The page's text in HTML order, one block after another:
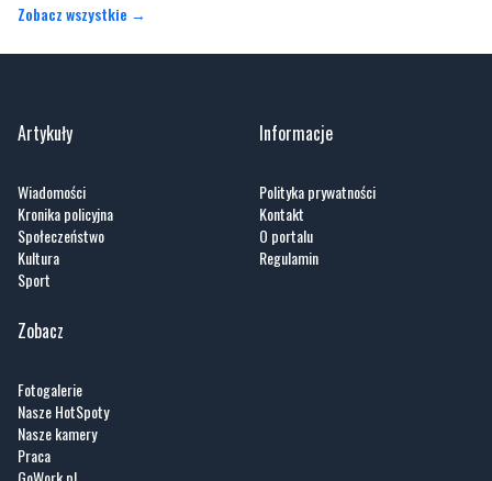
Zobacz wszystkie →
Artykuły
Wiadomości
Kronika policyjna
Społeczeństwo
Kultura
Sport
Informacje
Polityka prywatności
Kontakt
O portalu
Regulamin
Zobacz
Fotogalerie
Nasze HotSpoty
Nasze kamery
Praca